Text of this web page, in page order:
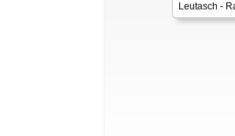
Leutasch -